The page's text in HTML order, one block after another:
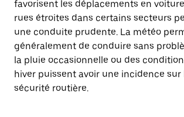
favorisent les déplacements en
rues étroites dans certains secteurs
une conduite prudente. La météo
généralement de conduire sans
la pluie occasionnelle ou des
hiver puissent avoir une incidence sur
sécurité routière.